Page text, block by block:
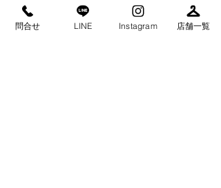
生活スタイルに必要な機能かどうかを
しっかり確認しましょう。
問合せ LINE Instagram 店舗一覧